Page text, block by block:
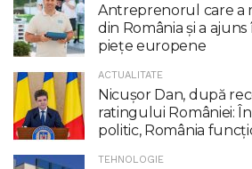
Antreprenorul care a
din România și a
piețe europene
ACTUALITATE
Nicuşor Dan, după
ratingului României:
politic, România
TEHNOLOGIE